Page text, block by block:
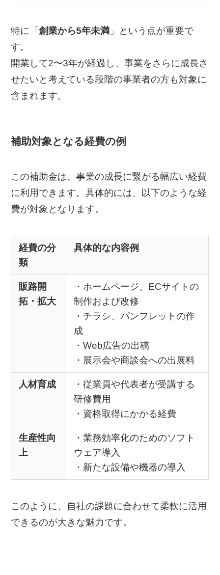
特に「創業から5年未満 」という点が重要で
す。
開業して2〜3年が経過し、事業をさらに成長さ
せたいと考えている段階の事業者の方も対象に
含まれます。
補助対象となる経費の例
この補助金は、事業の成長に繋がる幅広い経費
に利用できます。具体的には、以下のような経
費が対象となります。
経費の分
類
具体的な内容例
販路開
拓・拡大
・ホームページ、ECサイトの
制作および改修
・チラシ、パンフレットの作
成
・Web広告の出稿
・展示会や商談会への出展料
人材育成
・従業員や代表者が受講する
研修費用
・資格取得にかかる経費
生産性向
上
・業務効率化のためのソフト
ウェア導入
・新たな設備や機器の導入
このように、自社の課題に合わせて柔軟に活用
できるのが大きな魅力です。